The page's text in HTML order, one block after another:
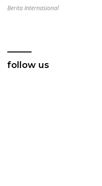
Berita Internasional
follow us